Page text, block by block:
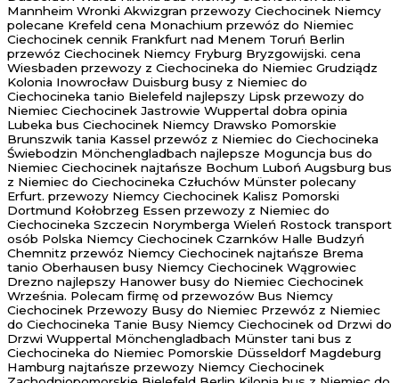
Mannheim Wronki Akwizgran przewozy Ciechocinek Niemcy
polecane Krefeld cena Monachium przewóz do Niemiec
Ciechocinek cennik Frankfurt nad Menem Toruń Berlin
przewóz Ciechocinek Niemcy Fryburg Bryzgowijski. cena
Wiesbaden przewozy z Ciechocineka do Niemiec Grudziądz
Kolonia Inowrocław Duisburg busy z Niemiec do
Ciechocineka tanio Bielefeld najlepszy Lipsk przewozy do
Niemiec Ciechocinek Jastrowie Wuppertal dobra opinia
Lubeka bus Ciechocinek Niemcy Drawsko Pomorskie
Brunszwik tania Kassel przewóz z Niemiec do Ciechocineka
Świebodzin Mönchengladbach najlepsze Moguncja bus do
Niemiec Ciechocinek najtańsze Bochum Luboń Augsburg bus
z Niemiec do Ciechocineka Człuchów Münster polecany
Erfurt. przewozy Niemcy Ciechocinek Kalisz Pomorski
Dortmund Kołobrzeg Essen przewozy z Niemiec do
Ciechocineka Szczecin Norymberga Wieleń Rostock transport
osób Polska Niemcy Ciechocinek Czarnków Halle Budzyń
Chemnitz przewóz Niemcy Ciechocinek najtańsze Brema
tanio Oberhausen busy Niemcy Ciechocinek Wągrowiec
Drezno najlepszy Hanower busy do Niemiec Ciechocinek
Września. Polecam firmę od przewozów Bus Niemcy
Ciechocinek Przewozy Busy do Niemiec Przewóz z Niemiec
do Ciechocineka Tanie Busy Niemcy Ciechocinek od Drzwi do
Drzwi Wuppertal Mönchengladbach Münster tani bus z
Ciechocineka do Niemiec Pomorskie Düsseldorf Magdeburg
Hamburg najtańsze przewozy Niemcy Ciechocinek